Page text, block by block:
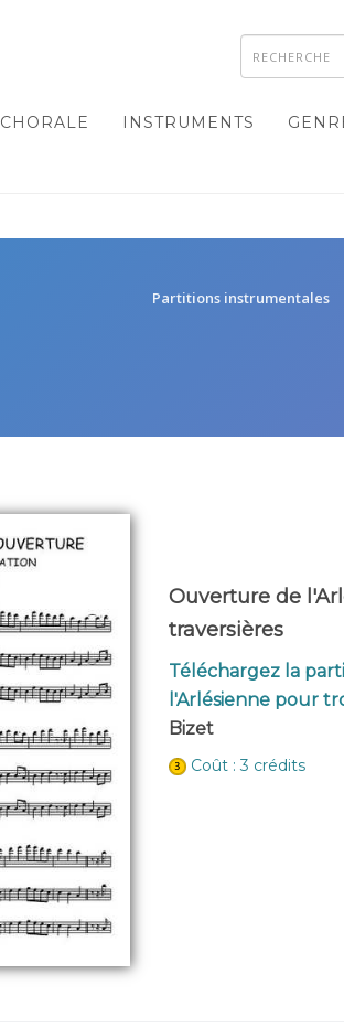
CHORALE INSTRUMENTS
Partitions instrumentales
Ouverture de
traversières
Téléchargez la
l'Arlésienne pour
Bizet
Coût : 3 crédits